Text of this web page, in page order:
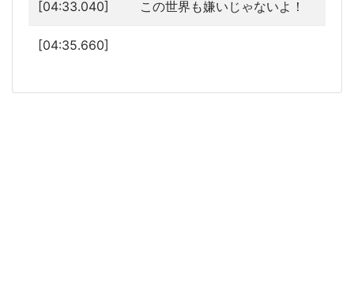
[04:33.040] この世界も嫌いじゃないよ！
[04:35.660]